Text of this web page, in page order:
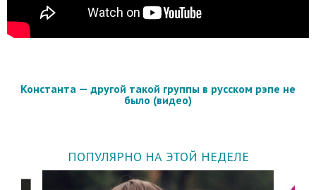
Константа — другой такой группы в русском рэпе не
было (видео)
ПОПУЛЯРНО НА ЭТОЙ НЕДЕЛЕ